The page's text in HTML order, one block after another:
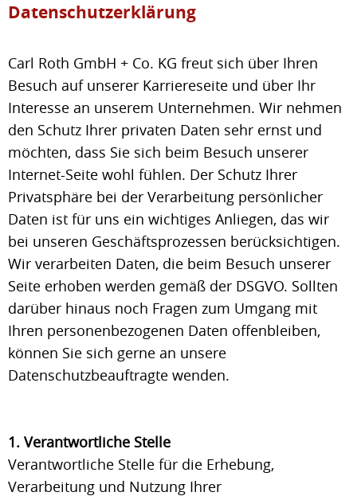
Datenschutzerklärung
Carl Roth GmbH + Co. KG freut sich über Ihren
Besuch auf unserer Karriereseite und über Ihr
Interesse an unserem Unternehmen. Wir nehmen
den Schutz Ihrer privaten Daten sehr ernst und
möchten, dass Sie sich beim Besuch unserer
Internet-Seite wohl fühlen. Der Schutz Ihrer
Privatsphäre bei der Verarbeitung persönlicher
Daten ist für uns ein wichtiges Anliegen, das wir
bei unseren Geschäftsprozessen berücksichtigen.
Wir verarbeiten Daten, die beim Besuch unserer
Seite erhoben werden gemäß der DSGVO. Sollten
darüber hinaus noch Fragen zum Umgang mit
Ihren personenbezogenen Daten offenbleiben,
können Sie sich gerne an unsere
Datenschutzbeauftragte wenden.
1. Verantwortliche Stelle
Verantwortliche Stelle für die Erhebung,
Verarbeitung und Nutzung Ihrer